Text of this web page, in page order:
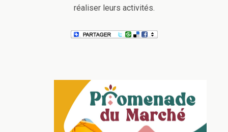
réaliser leurs activités.